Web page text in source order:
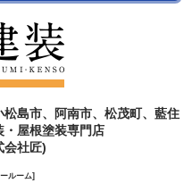
島市、阿南市、松茂町、藍住
・屋根塗装専門店
会社匠)
ルーム]